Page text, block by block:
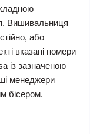
Вишивальниця
або
вказані номери
із зазначеною
менеджери
бісером.